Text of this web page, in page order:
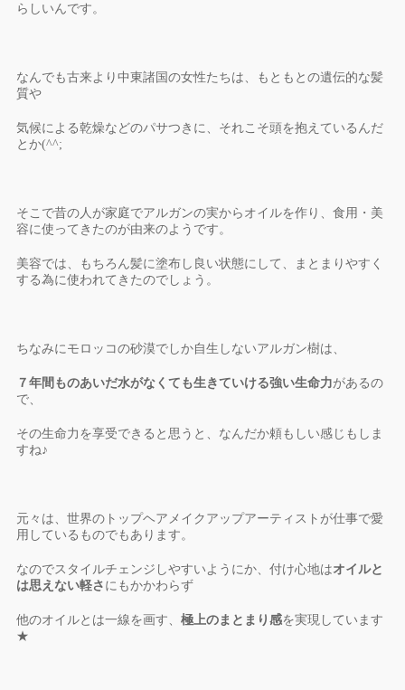
らしいんです。
なんでも古来より中東諸国の女性たちは、もともとの遺伝的な髪
質や
気候による乾燥などのパサつきに、それこそ頭を抱えているんだ
とか(^^;
そこで昔の人が家庭でアルガンの実からオイルを作り、食用・美
容に使ってきたのが由来のようです。
美容では、もちろん髪に塗布し良い状態にして、まとまりやすく
する為に使われてきたのでしょう。
ちなみにモロッコの砂漠でしか自生しないアルガン樹は、
７年間ものあいだ水がなくても生きていける強い生命力があるの
で、
その生命力を享受できると思うと、なんだか頼もしい感じもしま
すね♪
元々は、世界のトップヘアメイクアップアーティストが仕事で愛
用しているものでもあります。
なのでスタイルチェンジしやすいようにか、付け心地はオイルと
は思えない軽さ にもかかわらず
他のオイルとは一線を画す、極上のまとまり感を実現しています
★